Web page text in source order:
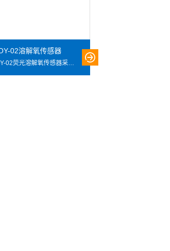
02溶解氧传感器
KSA-DOY-02荧光溶解氧传感器采用“动态荧光淬灭”原理来测量水中溶解。本传感器顶端的薄膜上覆盖了一层荧光材料，当发光二极管（LED）发出的蓝光照射在荧光材料时，荧光材料从应激态回到基态时会发射出荧光，荧光就是测试信号。溶解氧的浓度越高，荧光持续的时间越短，通过测试荧光的持续时间就可以测算溶解氧的浓度。内置温度、压力、自动补偿溶解氧数值。